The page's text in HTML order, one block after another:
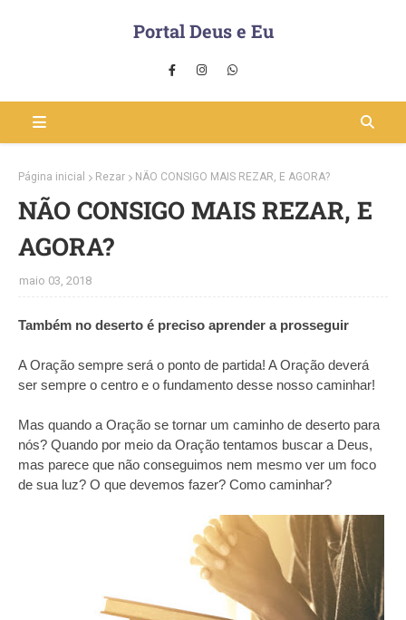
Portal Deus e Eu
Página inicial Rezar NÃO CONSIGO MAIS REZAR, E AGORA?
NÃO CONSIGO MAIS REZAR, E
AGORA?
maio 03, 2018
Também no deserto é preciso aprender a prosseguir
A Oração sempre será o ponto de partida! A Oração deverá
ser sempre o centro e o fundamento desse nosso caminhar!
Mas quando a Oração se tornar um caminho de deserto para
nós? Quando por meio da Oração tentamos buscar a Deus,
mas parece que não conseguimos nem mesmo ver um foco
de sua luz? O que devemos fazer? Como caminhar?